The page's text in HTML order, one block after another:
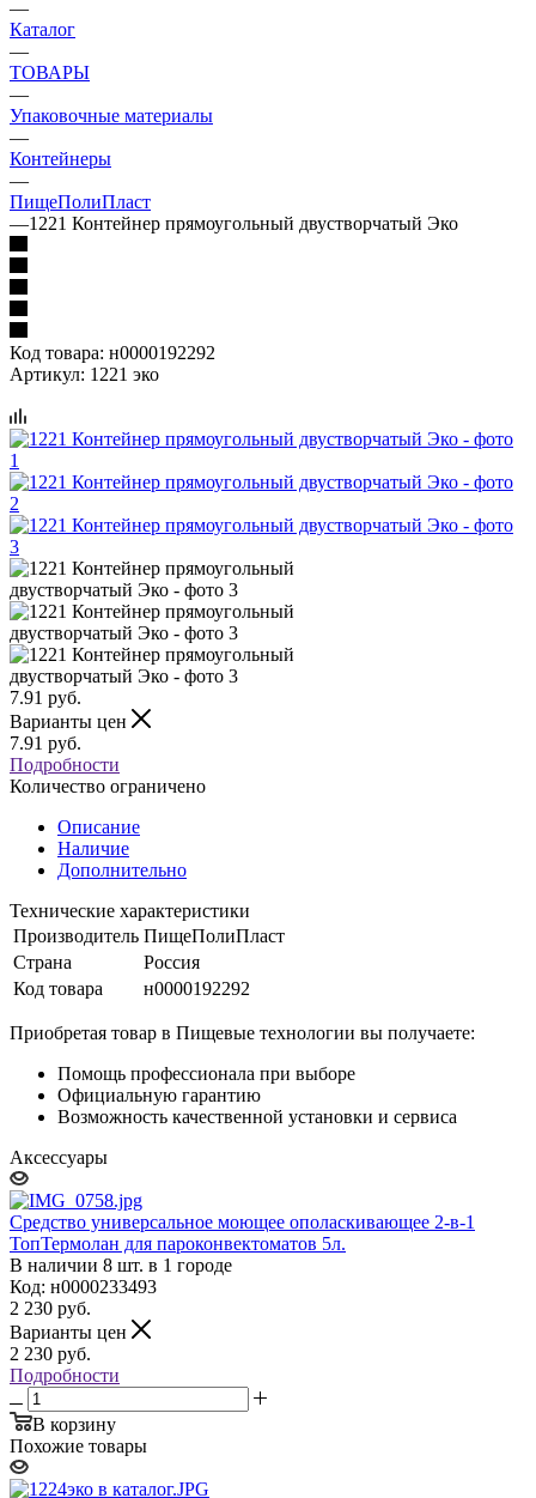
—
Каталог
—
ТОВАРЫ
—
Упаковочные материалы
—
Контейнеры
—
ПищеПолиПласт
—1221 Контейнер прямоугольный двустворчатый Эко
Код товара: н0000192292
Артикул: 1221 эко
7.91 руб.
Варианты цен
7.91 руб.
Подробности
Количество ограничено
Описание
Наличие
Дополнительно
Технические характеристики
Производитель ПищеПолиПласт
Страна
Россия
Код товара
н0000192292
Приобретая товар в Пищевые технологии вы получаете:
Помощь профессионала при выборе
Официальную гарантию
Возможность качественной установки и сервиса
Аксессуары
Средство универсальное моющее ополаскивающее 2-в-1
ТопТермолан для пароконвектоматов 5л.
В наличии 8 шт. в 1 городе
Код: н0000233493
2 230 руб.
Варианты цен
2 230 руб.
Подробности
В корзину
Похожие товары